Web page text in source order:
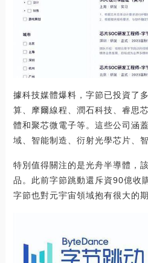
據科技媒體爆料，字節已投資了
算、摩爾線程、潤石科技、睿思
體和聚芯微電子等。這些公司涵
域、智能制造、衍射光學芯片、
特別值得關注的是光舟半導體，
品。此前字節跳動還斥資90億收
字節也對元宇宙領域抱有很大的期